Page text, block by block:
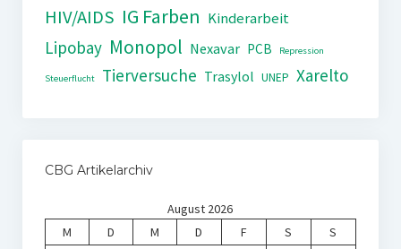
HIV/AIDS IG Farben Kinderarbeit
Lipobay Monopol Nexavar PCB Repression
Steuerflucht Tierversuche Trasylol UNEP Xarelto
CBG Artikelarchiv
August 2026
M
D M D F S
S